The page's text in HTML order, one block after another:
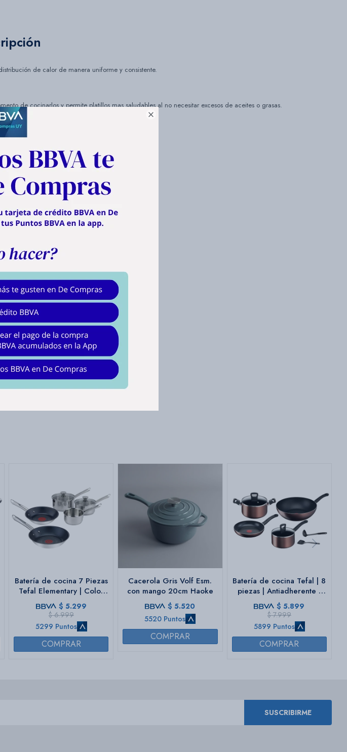

de calor de manera uniforme y consistente.
de cocinarlos y permite platillos mas saludables al no necesitar excesos de aceites o grasas.
de aluminio, mangos de baquelita.
de intoxicaciones, no es teflón)
Sellado Perfecto
rápida y homogénea
Espesor
2.0 Espesor
2.0 Espesor
1.7 Espesor
1.7 Espesor
1.4 Espesor
1.6 Espesor
1.6 Espesor
Batería de cocina 7 Piezas
Tefal Elementary | Color
plateado.
$ 5.299
$ 6.999
5299 Puntos
Cacerola Gris Volf Esm.
con mango 20cm Haoke
$ 5.520
5520 Puntos
Batería de cocina Tefal | 8
piezas | Antiadherente |
Color marrón.
$ 5.899
$ 7.999
5899 Puntos
SUSCRIBIRME